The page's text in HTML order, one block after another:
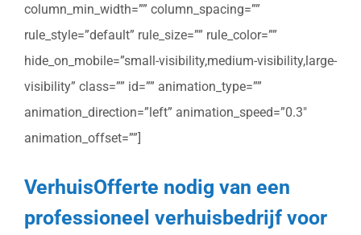
column_min_width=”” column_spacing=””
rule_style=”default” rule_size=”” rule_color=””
hide_on_mobile=”small-visibility,medium-visibility,large-
visibility” class=”” id=”” animation_type=””
animation_direction=”left” animation_speed=”0.3″
animation_offset=””]
VerhuisOfferte nodig van een
professioneel verhuisbedrijf voor